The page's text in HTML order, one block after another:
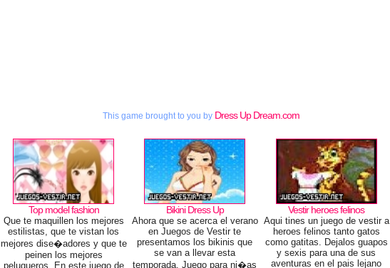
This game brought to you by Dress Up Dream.com
Top model fashion
Que te maquillen los mejores
estilistas, que te vistan los
mejores dise�adores y que te
peinen los mejores
peluqueros. En este juego de
Bikini Dress Up
Ahora que se acerca el verano
en Juegos de Vestir te
presentamos los bikinis que
se van a llevar esta
temporada. Juego para ni�as
Vestir heroes felinos
Aqui tines un juego de vestir a
heroes felinos tanto gatos
como gatitas. Dejalos guapos
y sexis para una de sus
aventuras en el pais lejano